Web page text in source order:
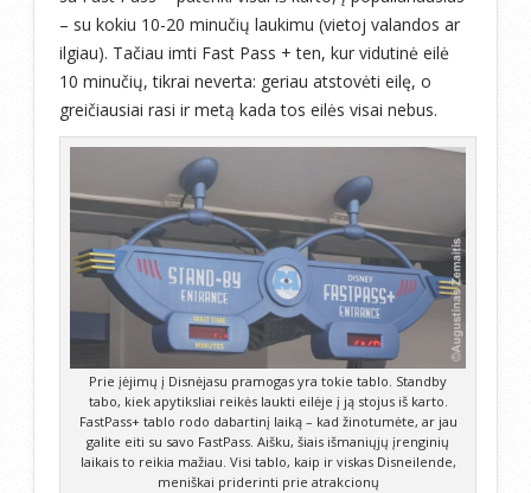
– su kokiu 10-20 minučių laukimu (vietoj valandos ar
ilgiau). Tačiau imti Fast Pass + ten, kur vidutinė eilė
10 minučių, tikrai neverta: geriau atstovėti eilę, o
greičiausiai rasi ir metą kada tos eilės visai nebus.
Prie įėjimų į Disnėjasu pramogas yra tokie tablo. Standby
tabo, kiek apytiksliai reikės laukti eilėje į ją stojus iš karto.
FastPass+ tablo rodo dabartinį laiką – kad žinotumėte, ar jau
galite eiti su savo FastPass. Aišku, šiais išmaniųjų įrenginių
laikais to reikia mažiau. Visi tablo, kaip ir viskas Disneilende,
meniškai priderinti prie atrakcionų